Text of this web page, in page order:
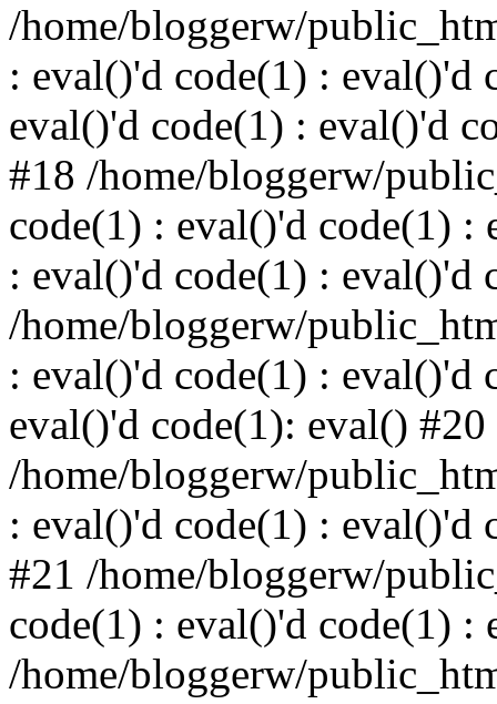
/home/bloggerw/
: eval()'d code(1) : eval()'d
eval()'d code(1) : eval()'d
#18 /home/bloggerw/
code(1) : eval()'d code(1) :
: eval()'d code(1) : eval()'d
/home/bloggerw/
: eval()'d code(1) : eval()'d
eval()'d code(1): eval() #20
/home/bloggerw/
: eval()'d code(1) : eval()'d
#21 /home/bloggerw/
code(1) : eval()'d code(1) :
/home/bloggerw/